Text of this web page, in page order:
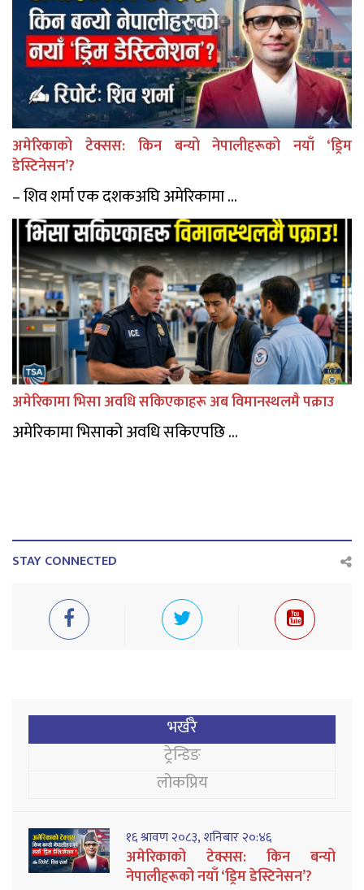
अमेरिकाको टेक्सस: किन बन्यो नेपालीहरूको नयाँ ‘ड्रिम
डेस्टिनेसन’?
– शिव शर्मा एक दशकअघि अमेरिकामा ...
अमेरिकामा भिसा अवधि सकिएकाहरू अब विमानस्थलमै पक्राउ
अमेरिकामा भिसाको अवधि सकिएपछि ...
STAY CONNECTED
भर्खरै
ट्रेन्डिङ
लोकप्रिय
१६ श्रावण २०८३, शनिबार २०:४६
अमेरिकाको टेक्सस: किन बन्यो
नेपालीहरूको नयाँ ‘ड्रिम डेस्टिनेसन’?